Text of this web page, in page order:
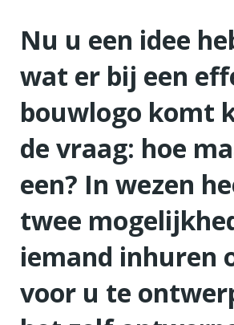
Nu u een idee
wat er bij een
bouwlogo komt
de vraag: hoe
een? In wezen
twee
iemand inhuren
voor u te